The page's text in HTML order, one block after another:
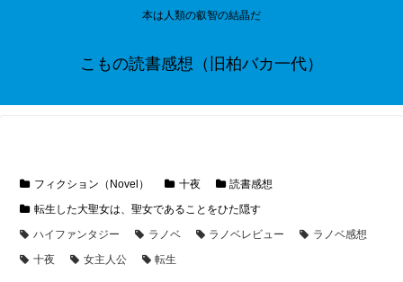
本は人類の叡智の結晶だ
こもの読書感想（旧柏バカ一代）
フィクション（Novel） 十夜
読書感想
転生した大聖女は、聖女であることをひた隠す
ハイファンタジー
ラノベ ラノベレビュー
ラノベ感想
十夜
女主人公 転生